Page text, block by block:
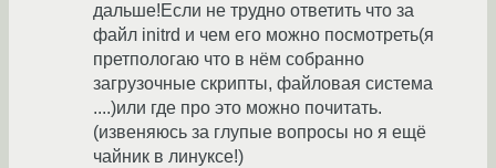
дальше!Если не трудно ответить что за
файл initrd и чем его можно посмотреть(я
претпологаю что в нём собранно
загрузочные скрипты, файловая система
....)или где про это можно почитать.
(извеняюсь за глупые вопросы но я ещё
чайник в линуксе!)